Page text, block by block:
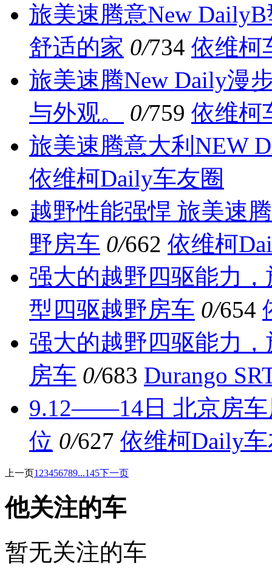
旅美速腾意New
舒适的家 0/734 依维柯
旅美速腾New Daily漫
与外观。
0/759 依维柯
旅美速腾意大利NEW
依维柯Daily车友圈
越野性能强悍 旅美速
野房车 0/662 依维柯
强大的越野四驱能力
型四驱越野房车 0/654
强大的越野四驱能力
房车 0/683 Durango
9.12——14日 北京房车
位 0/627 依维柯Daily
上一页1 23456789...145下一页
他关注的车
暂无关注的车